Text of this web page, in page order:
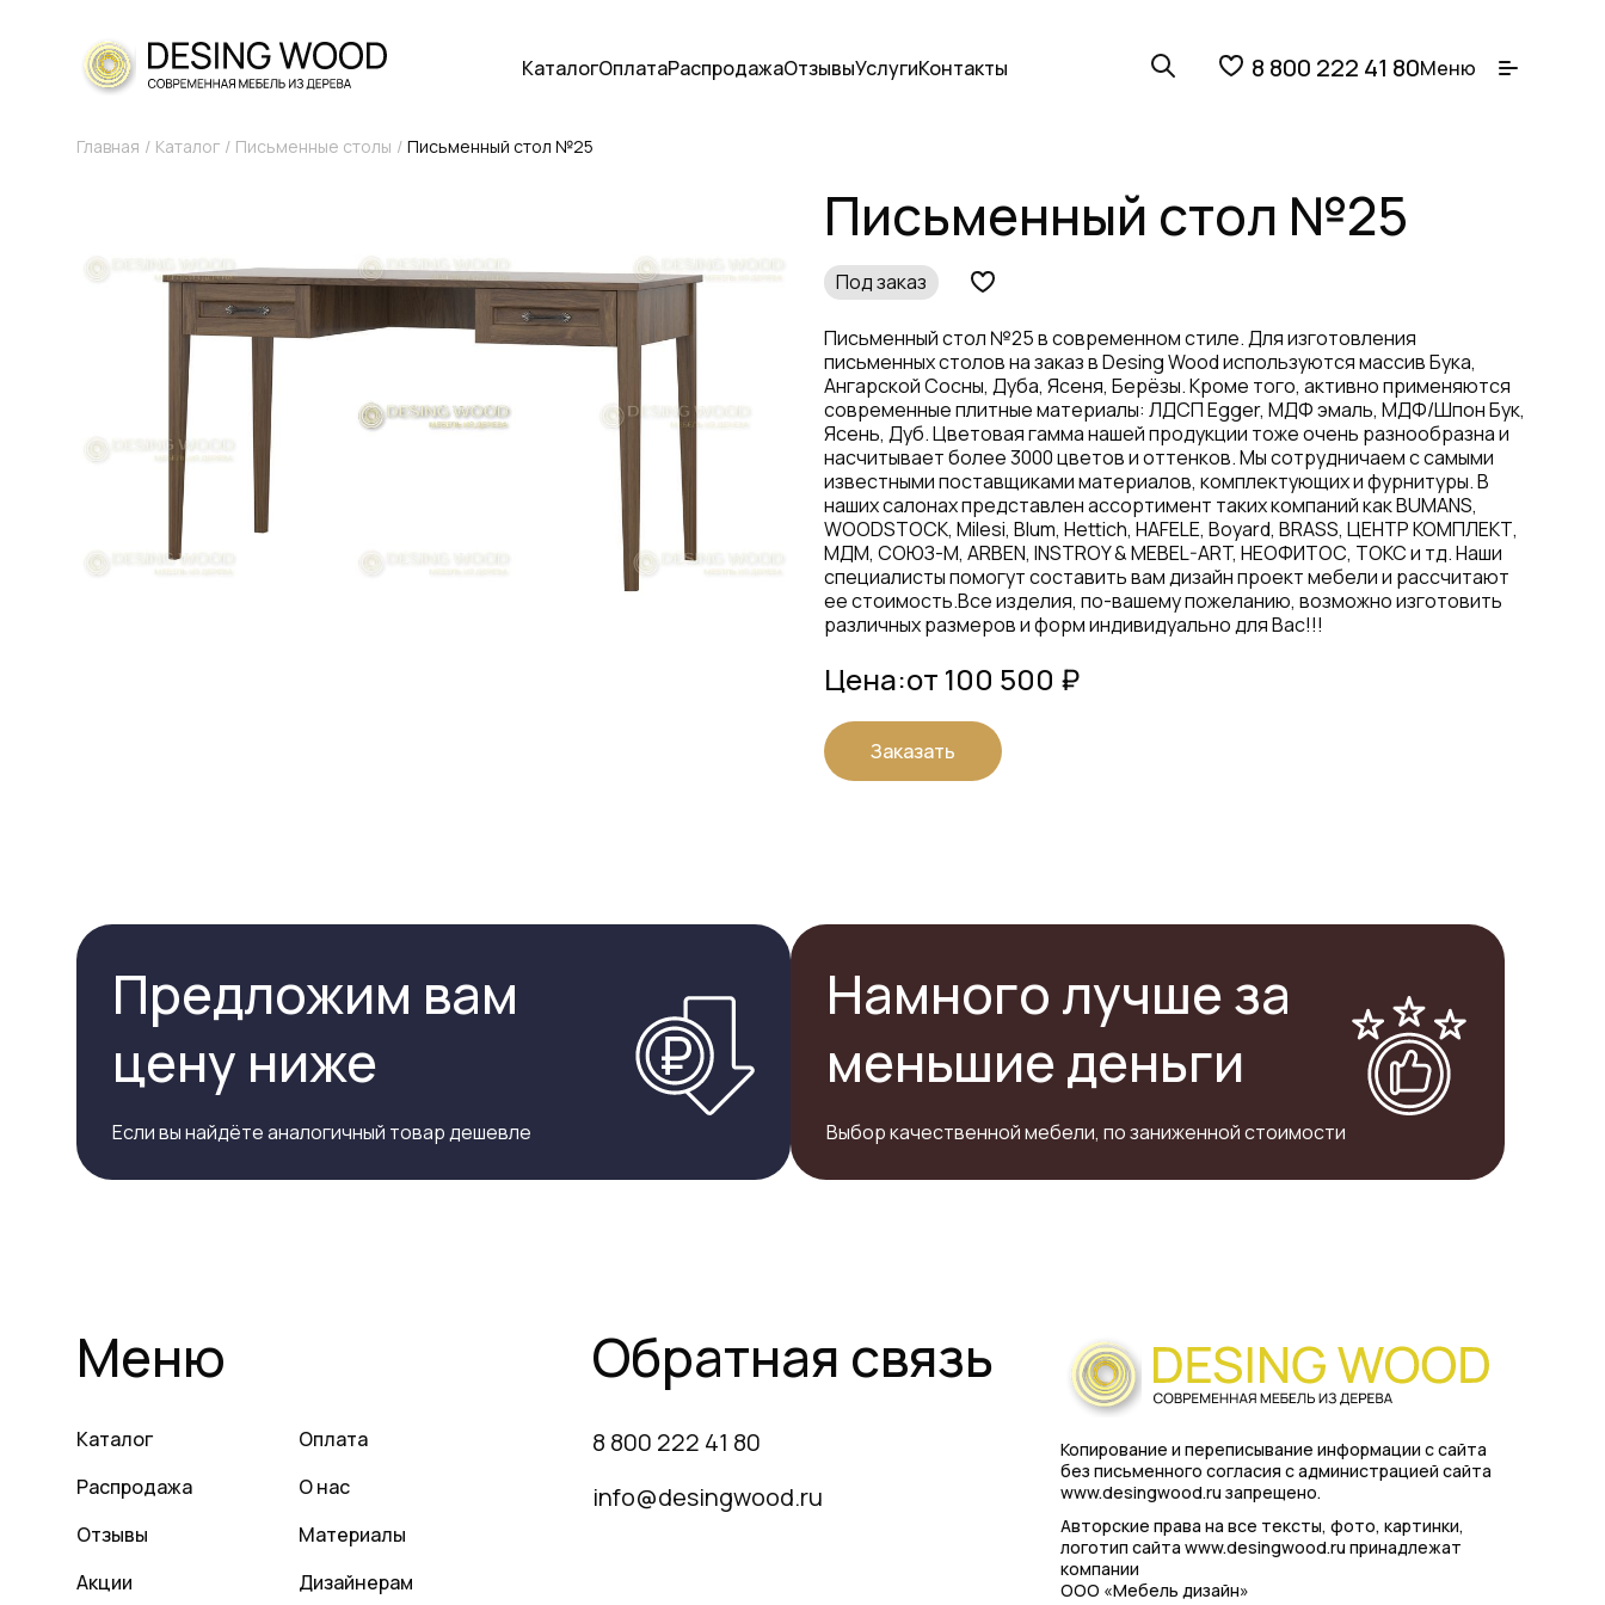
КаталогОплатаРаспродажаОтзывыУслугиКонтакты 8 800 222 41 80Меню
Главная Каталог Письменные столы Письменный стол №25
Письменный стол №25
Под заказ
Письменный стол №25 в современном стиле. Для изготовления
письменных столов на заказ в Desing Wood используются массив Бука,
Ангарской Сосны, Дуба, Ясеня, Берёзы. Кроме того, активно применяются
современные плитные материалы: ЛДСП Egger, МДФ эмаль, МДФ/Шпон Бук,
Ясень, Дуб. Цветовая гамма нашей продукции тоже очень разнообразна и
насчитывает более 3000 цветов и оттенков. Мы сотрудничаем с самыми
известными поставщиками материалов, комплектующих и фурнитуры. В
наших салонах представлен ассортимент таких компаний как BUMANS,
WOODSTOCK, Milesi, Blum, Hettich, HAFELE, Boyard, BRASS, ЦЕНТР КОМПЛЕКТ,
МДМ, СОЮЗ-М, ARBEN, INSTROY & MEBEL-ART, НЕОФИТОС, ТОКС и тд. Наши
специалисты помогут составить вам дизайн проект мебели и рассчитают
ее стоимость.Все изделия, по-вашему пожеланию, возможно изготовить
различных размеров и форм индивидуально для Вас!!!
Цена:от 100 500 ₽
Заказать
Предложим вам
цену ниже
Если вы найдёте аналогичный товар дешевле
Намного лучше за
меньшие деньги
Выбор качественной мебели, по заниженной стоимости
Меню
Каталог
Распродажа
Отзывы
Акции
Оплата
О нас
Материалы
Дизайнерам
Обратная связь
8 800 222 41 80
info@desingwood.ru
Копирование и переписывание информации с сайта
без письменного согласия с администрацией сайта
www.desingwood.ru запрещено.
Авторские права на все тексты, фото, картинки,
логотип сайта www.desingwood.ru принадлежат
компании
ООО «Мебель дизайн»